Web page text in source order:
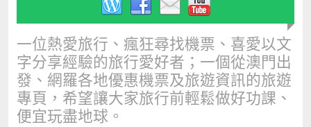
一位熱愛旅行、瘋狂尋找機票、喜愛以文
字分享經驗的旅行愛好者；一個從澳門出
發、網羅各地優惠機票及旅遊資訊的旅遊
專頁，希望讓大家旅行前輕鬆做好功課、
便宜玩盡地球。